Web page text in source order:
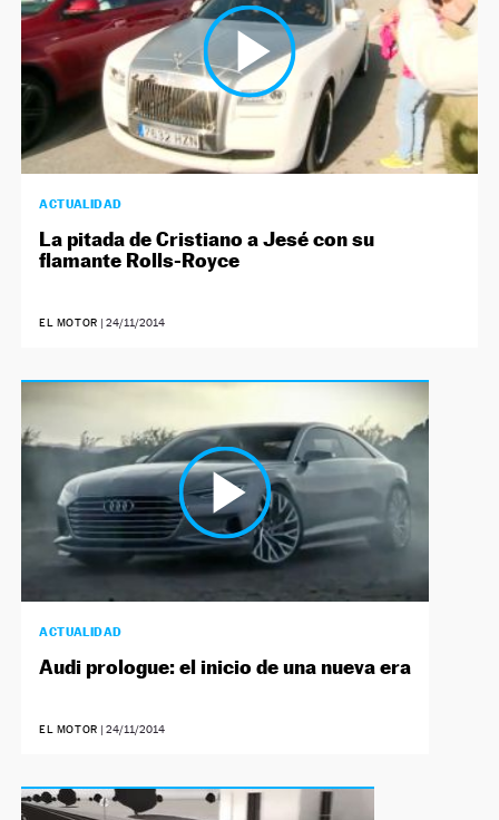
ACTUALIDAD
La pitada de Cristiano a Jesé con su
flamante Rolls-Royce
EL MOTOR | 24/11/2014
ACTUALIDAD
Audi prologue: el inicio de una nueva era
EL MOTOR | 24/11/2014